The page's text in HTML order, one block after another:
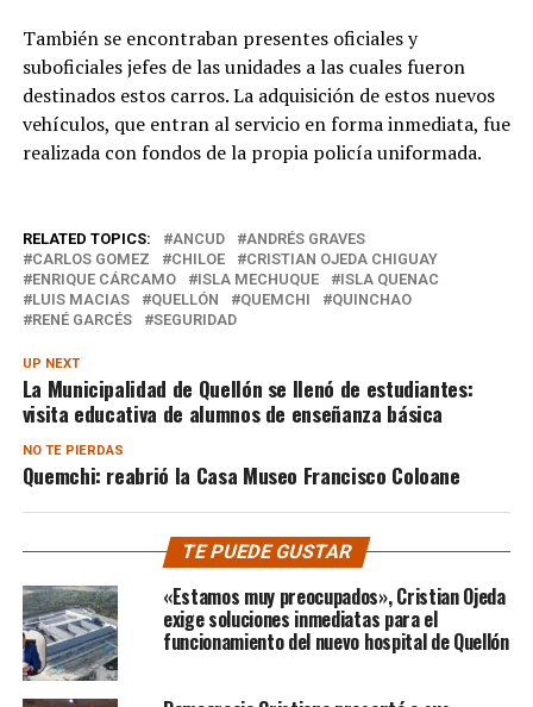
También se encontraban presentes oficiales y
suboficiales jefes de las unidades a las cuales fueron
destinados estos carros. La adquisición de estos nuevos
vehículos, que entran al servicio en forma inmediata, fue
realizada con fondos de la propia policía uniformada.
RELATED TOPICS: ANCUD
ANDRÉS GRAVES
CARLOS GOMEZ
CHILOE
CRISTIAN OJEDA CHIGUAY
ENRIQUE CÁRCAMO
ISLA MECHUQUE
ISLA QUENAC
LUIS MACIAS
QUELLÓN QUEMCHI
QUINCHAO
RENÉ GARCÉS
SEGURIDAD
UP NEXT
La Municipalidad de Quellón se llenó de estudiantes:
visita educativa de alumnos de enseñanza básica
NO TE PIERDAS
Quemchi: reabrió la Casa Museo Francisco Coloane
TE PUEDE GUSTAR
«Estamos muy preocupados», Cristian Ojeda
exige soluciones inmediatas para el
funcionamiento del nuevo hospital de Quellón